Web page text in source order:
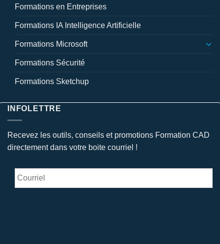
Formations en Entreprises
Formations IA Intelligence Artificielle
Formations Microsoft
Formations Sécurité
Formations Sketchup
INFOLETTRE
Recevez les outils, conseils et promotions Formation CAD
directement dans votre boite courriel !
Courriel *